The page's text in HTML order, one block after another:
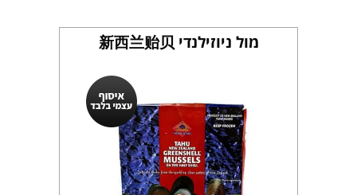
מול ניוזילנדי 新西兰贻贝